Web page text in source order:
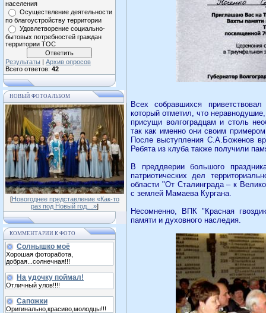
населения
Осуществление деятельности
по благоустройству территории
Удовлетворение социально-
бытовых потребностей граждан
территории ТОС
Результаты | Архив опросов
Всего ответов: 42
НОВЫЙ ФОТОАЛЬБОМ
[Новогоднее представление «Как-то
раз под Новый год…»]
КОММЕНТАРИИ К ФОТО
Солнышко моё
Хорошая фоторабота,
добрая...солнечная!!!
На удочку поймал!
Отличный улов!!!!
Сапожки
Оригинально,красиво,молодцы!!!
Всех собравшихся
который отметил, что
присущи волгоградцам и столь
так как именно они своим
После выступления С.А.Боженов
Ребята из клуба также получили
В преддверии большого
патриотических дел
области "От Сталинграда – к
с землей Мамаева Кургана.
Несомненно, ВПК "Красная
памяти и духовного наследия.